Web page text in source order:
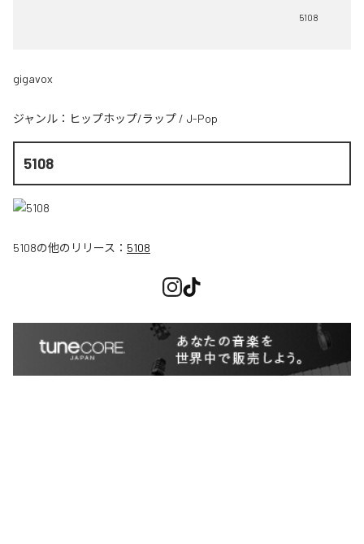
5108
gigavox
ジャンル： ヒップホップ/ラップ / J-Pop
5108
5108の他のリリース： 5108